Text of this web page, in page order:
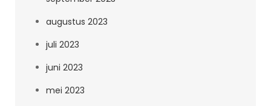
augustus 2023
juli 2023
juni 2023
mei 2023